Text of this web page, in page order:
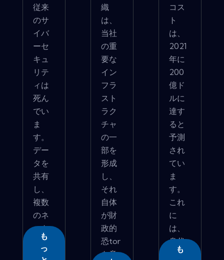
従来
のサ
イバ
ーセ
キュ
リテ
ィは
死ん
でい
ま
す。
デー
タを
共有
し、
複数
のネ
ット
ワ...
も
っ
織
は、
当社
の重
要な
イン
フラ
スト
ラク
チャ
の一
部を
形成
し、
それ
自体
が財
政的
恐tor
を意
コス
ト
は、
2021
年に
200
億ド
ルに
達す
ると
予測
され
てい
ま
す。
これ
に
は、
身代
金�...
も